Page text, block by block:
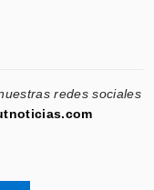
redes sociales